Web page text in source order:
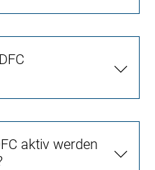
aktiv werden